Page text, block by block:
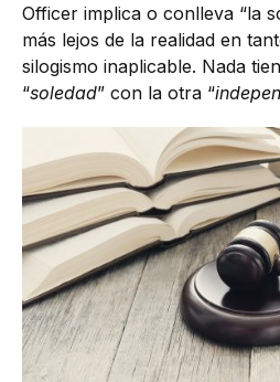
Officer implica o conlleva “la
más lejos de la realidad en
silogismo inaplicable. Nada
“soledad” con la otra “